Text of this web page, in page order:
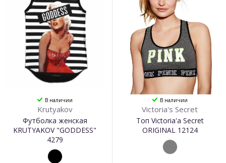
В наличии
Krutyakov
Футболка женская
KRUTYAKOV "GODDESS"
4279
В наличии
Victoria's Secret
Топ Victoria'a Secret
ORIGINAL 12124